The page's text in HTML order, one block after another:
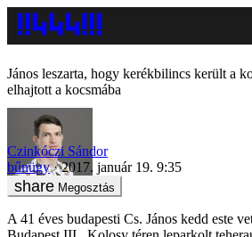
János leszarta, hogy kerékbilincs került a
elhajtott a kocsmába
Czinkóczi Sándor
bűnügy
2017. január 19. 9:35
Megosztás
A 41 éves budapesti Cs. János kedd este